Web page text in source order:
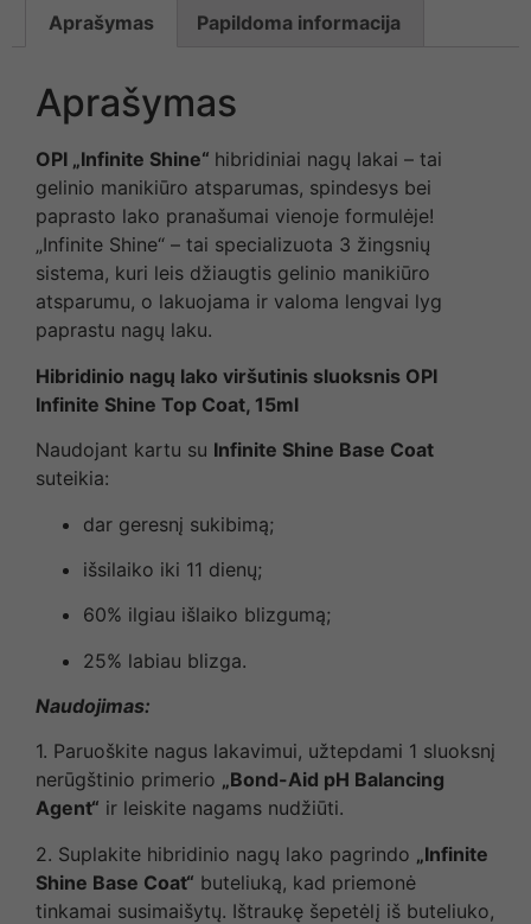
Aprašymas Papildoma informacija
Aprašymas
OPI „Infinite Shine“ hibridiniai nagų lakai – tai
gelinio manikiūro atsparumas, spindesys bei
paprasto lako pranašumai vienoje formulėje!
„Infinite Shine“ – tai specializuota 3 žingsnių
sistema, kuri leis džiaugtis gelinio manikiūro
atsparumu, o lakuojama ir valoma lengvai lyg
paprastu nagų laku.
Hibridinio nagų lako viršutinis sluoksnis OPI
Infinite Shine Top Coat, 15ml
Naudojant kartu su Infinite Shine Base Coat
suteikia:
dar geresnį sukibimą;
išsilaiko iki 11 dienų;
60% ilgiau išlaiko blizgumą;
25% labiau blizga.
Naudojimas:
1. Paruoškite nagus lakavimui, užtepdami 1 sluoksnį
nerūgštinio primerio „Bond-Aid pH Balancing
Agent“ ir leiskite nagams nudžiūti.
2. Suplakite hibridinio nagų lako pagrindo „Infinite
Shine Base Coat“ buteliuką, kad priemonė
tinkamai susimaišytų. Ištraukę šepetėlį iš buteliuko,